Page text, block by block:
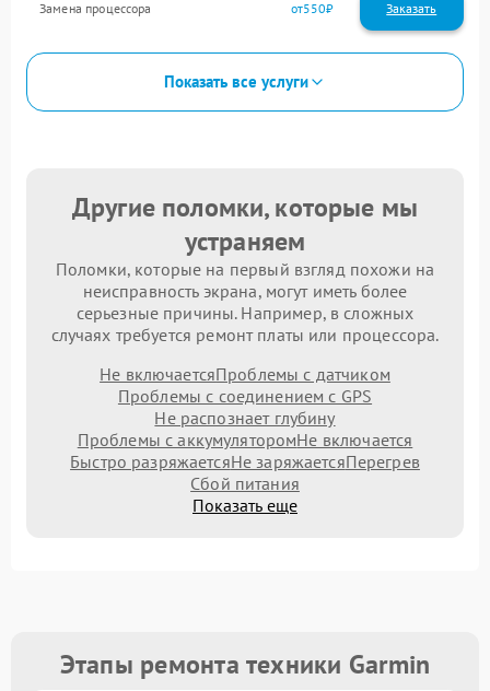
Замена процессора 550
Показать все услуги
Другие поломки, которые мы
устраняем
Поломки, которые на первый взгляд похожи на
неисправность экрана, могут иметь более
серьезные причины. Например, в сложных
случаях требуется ремонт платы или процессора.
Не включаетсяПроблемы с датчиком
Проблемы с соединением с GPS
Не распознает глубину
Проблемы с аккумуляторомНе включается
Быстро разряжаетсяНе заряжаетсяПерегрев
Сбой питания
Показать еще
Этапы ремонта техники Garmin